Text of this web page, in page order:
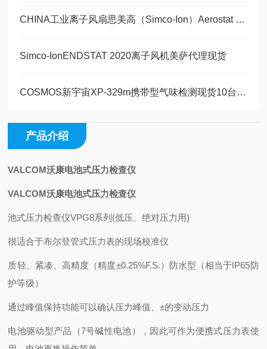
CHINA工业离子风扇思美高（Simco-Ion）Aerostat PC离子风机现货30台
Simco-IonENDSTAT 2020离子风机美萨代理现货
COSMOS新宇宙XP-329m携带型气味检测现货10台 美萨全系列代理
产品介绍
VALCOM沃康电池式压力检查仪
VALCOM沃康电池式压力检查仪
池式压力检查仪VPG8系列(低压、绝对压力用)
很适合于布尔登管式压力表的现场校准仪
质轻、紧凑、高精度（精度±0.25%F.S.）防水型（相当于IP65防
护等级）
通过峰值保持功能可以确认压力峰值、±的变动压力
电池驱动型产品（7号碱性电池），因此可作为便携式压力表使